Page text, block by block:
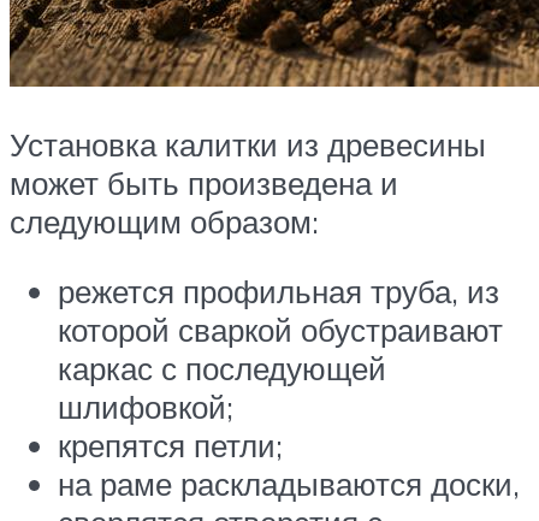
Установка калитки из древесины
может быть произведена и
следующим образом:
режется профильная труба, из
которой сваркой обустраивают
каркас с последующей
шлифовкой;
крепятся петли;
на раме раскладываются доски,